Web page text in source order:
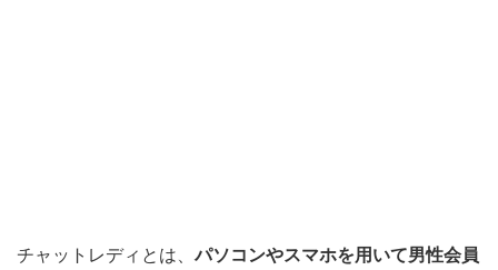
チャットレディとは、パソコンやスマホを用いて男性会員